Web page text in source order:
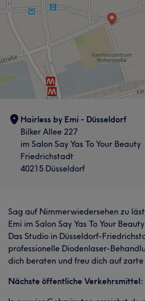
Hairless by Emi - Düsseldorf
Bilker Allee 227
im Salon Say Yas To Your Beauty
Friedrichstadt
40215 Düsseldorf
Sag auf Nimmerwiedersehen zu
Emi im Salon Say Yas To Your
Das Studio in Düsseldorf-
professionelle Diodenlaser-
dich beraten und freu dich auf
Nächste öffentliche Verkehrsmittel: